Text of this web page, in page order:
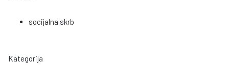
socijalna skrb
Kategorija